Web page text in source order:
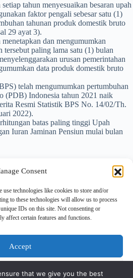
Consent
use technologies like cookies to store and/or
to these technologies will allow us to process
IDs on this site. Not consenting or
affect certain features and functions.
Accept
tahun menyesuaikan besaran upah
faktor pengali sebesar satu (1)
tahunan produk domestik bruto
29 ayat 3).
dan mengumumkan
tersebut paling lama satu (1) bulan
urusan pemerintahan
data produk domestik bruto
telah mengumumkan pertumbuhan
(PDB) Indonesia tahun 2021 naik
Resmi Statistik BPS No. 14/02/Th.
2022).
batas paling tinggi Upah
Iuran Jaminan Pensiun mulai bulan
2021)
menjadi Rp9.077.600,-
melakukan rekonsiliasi/siap rekon
belum menyesuaikan ketentuan
that we give you the best